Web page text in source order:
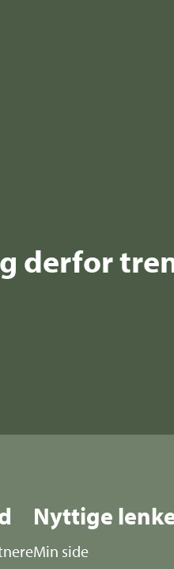
derfor
Nyttige
Min side